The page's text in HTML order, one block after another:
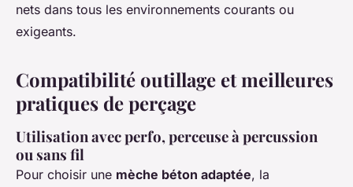
nets dans tous les environnements courants ou
exigeants.
Compatibilité outillage et meilleures
pratiques de perçage
Utilisation avec perfo, perceuse à percussion
ou sans fil
Pour choisir une mèche béton adaptée, la